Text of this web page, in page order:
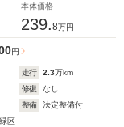
本体価格
239.8万円
円
走行 2.3万km
修復
なし
整備
法定整備付
区